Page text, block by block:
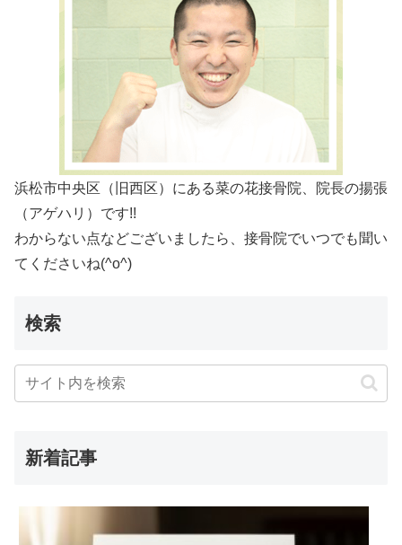
浜松市中央区（旧西区）にある菜の花接骨院、院長の揚張
（アゲハリ）です!!
わからない点などございましたら、接骨院でいつでも聞い
てくださいね(^o^)
検索
新着記事